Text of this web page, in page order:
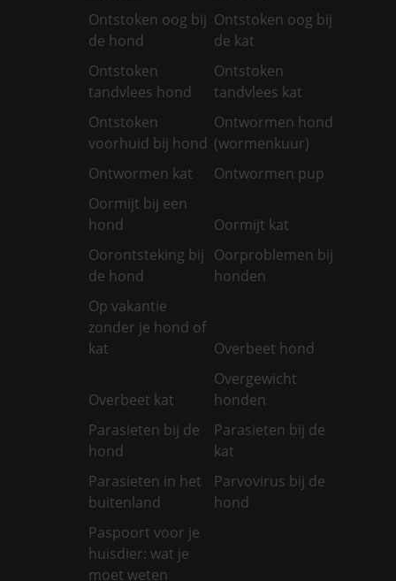
Ontstoken oog bij
de hond
Ontstoken oog bij
de kat
Ontstoken
tandvlees hond
Ontstoken
tandvlees kat
Ontstoken
voorhuid bij hond
Ontwormen hond
(wormenkuur)
Ontwormen kat
Ontwormen pup
Oormijt bij een
hond
Oormijt kat
Oorontsteking bij
de hond
Oorproblemen bij
honden
Op vakantie
zonder je hond of
kat
Overbeet hond
Overbeet kat
Overgewicht
honden
Parasieten bij de
hond
Parasieten bij de
kat
Parasieten in het
buitenland
Parvovirus bij de
hond
Paspoort voor je
huisdier: wat je
moet weten